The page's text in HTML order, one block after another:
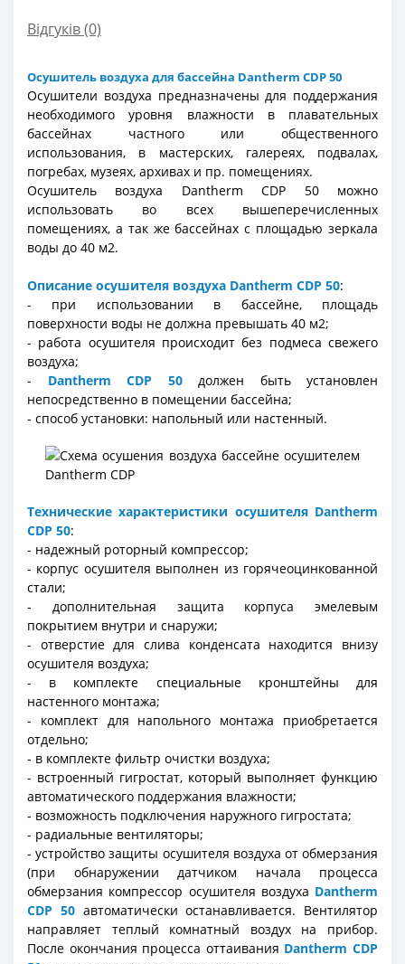
Відгуків (0)
Осушитель воздуха для бассейна Dantherm CDP 50
Осушители воздуха предназначены для поддержания
необходимого уровня влажности в плавательных
бассейнах частного или общественного
использования, в мастерских, галереях, подвалах,
погребах, музеях, архивах и пр. помещениях.
Осушитель воздуха Dantherm CDP 50 можно
использовать во всех вышеперечисленных
помещениях, а так же бассейнах с площадью зеркала
воды до 40 м2.
Описание осушителя воздуха Dantherm CDP 50:
- при использовании в бассейне, площадь
поверхности воды не должна превышать 40 м2;
- работа осушителя происходит без подмеса свежего
воздуха;
- Dantherm CDP 50должен быть установлен
непосредственно в помещении бассейна;
- способ установки: напольный или настенный.
Технические характеристики осушителя Dantherm
CDP 50:
- надежный роторный компрессор;
- корпус осушителя выполнен из горячеоцинкованной
стали;
- дополнительная защита корпуса эмелевым
покрытием внутри и снаружи;
- отверстие для слива конденсата находится внизу
осушителя воздуха;
- в комплекте специальные кронштейны для
настенного монтажа;
- комплект для напольного монтажа приобретается
отдельно;
- в комплекте фильтр очистки воздуха;
- встроенный гигростат, который выполняет функцию
автоматического поддержания влажности;
- возможность подключения наружного гигростата;
- радиальные вентиляторы;
- устройство защиты осушителя воздуха от обмерзания
(при обнаружении датчиком начала процесса
обмерзания компрессор осушителя воздуха Dantherm
CDP 50автоматически останавливается. Вентилятор
направляет теплый комнатный воздух на прибор.
После окончания процесса оттаивания Dantherm CDP